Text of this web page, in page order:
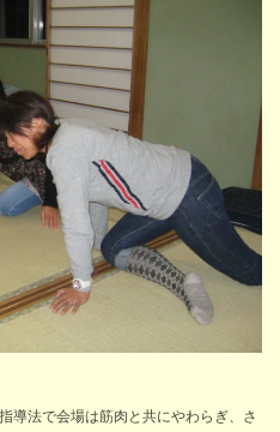
導法で会場は筋肉と共にやわらぎ、さ